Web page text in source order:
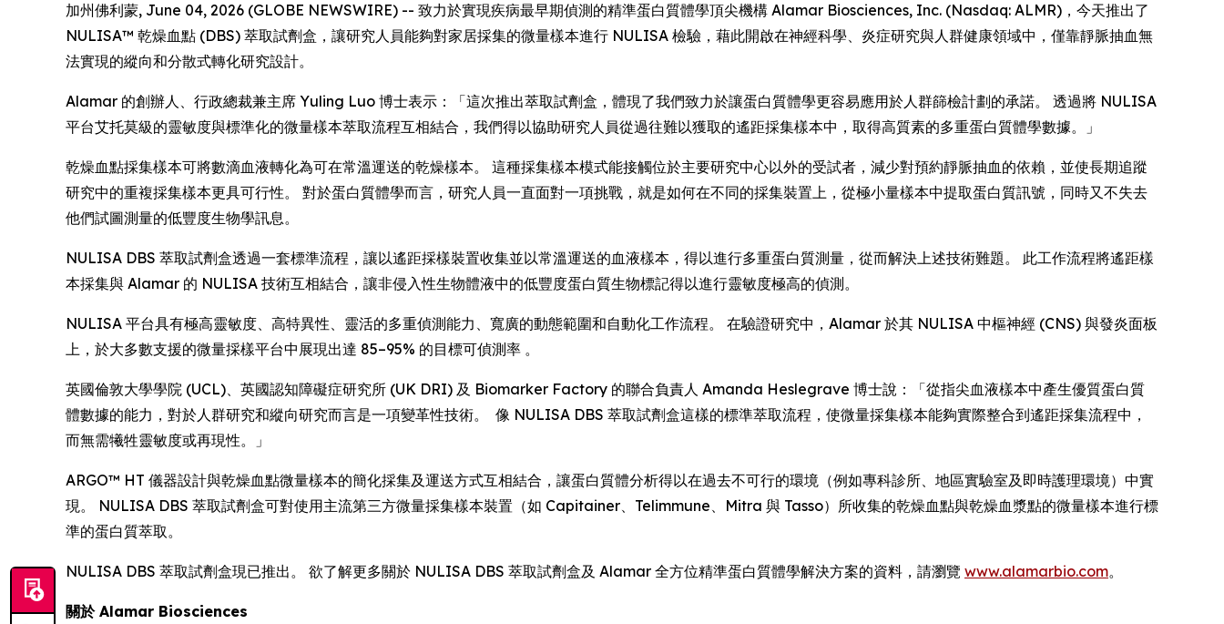
加州佛利蒙, June 04, 2026 (GLOBE NEWSWIRE) -- 致力於實現疾病最早期偵測的精準蛋白質體學頂尖機構 Alamar Biosciences, Inc. (Nasdaq: ALMR)，今天推出了
NULISA™ 乾燥血點 (DBS) 萃取試劑盒，讓研究人員能夠對家居採集的微量樣本進行 NULISA 檢驗，藉此開啟在神經科學、炎症研究與人群健康領域中，僅靠靜脈抽血無
法實現的縱向和分散式轉化研究設計。
Alamar 的創辦人、行政總裁兼主席 Yuling Luo 博士表示：「這次推出萃取試劑盒，體現了我們致力於讓蛋白質體學更容易應用於人群篩檢計劃的承諾。 透過將 NULISA
平台艾托莫級的靈敏度與標準化的微量樣本萃取流程互相結合，我們得以協助研究人員從過往難以獲取的遙距採集樣本中，取得高質素的多重蛋白質體學數據。」
乾燥血點採集樣本可將數滴血液轉化為可在常溫運送的乾燥樣本。 這種採集樣本模式能接觸位於主要研究中心以外的受試者，減少對預約靜脈抽血的依賴，並使長期追蹤
研究中的重複採集樣本更具可行性。 對於蛋白質體學而言，研究人員一直面對一項挑戰，就是如何在不同的採集裝置上，從極小量樣本中提取蛋白質訊號，同時又不失去
他們試圖測量的低豐度生物學訊息。
NULISA DBS 萃取試劑盒透過一套標準流程，讓以遙距採樣裝置收集並以常溫運送的血液樣本，得以進行多重蛋白質測量，從而解決上述技術難題。 此工作流程將遙距樣
本採集與 Alamar 的 NULISA 技術互相結合，讓非侵入性生物體液中的低豐度蛋白質生物標記得以進行靈敏度極高的偵測。
NULISA 平台具有極高靈敏度、高特異性、靈活的多重偵測能力、寬廣的動態範圍和自動化工作流程。 在驗證研究中，Alamar 於其 NULISA 中樞神經 (CNS) 與發炎面板
上，於大多數支援的微量採樣平台中展現出達 85–95% 的目標可偵測率 。
英國倫敦大學學院 (UCL)、英國認知障礙症研究所 (UK DRI) 及 Biomarker Factory 的聯合負責人 Amanda Heslegrave 博士說：「從指尖血液樣本中產生優質蛋白質
體數據的能力，對於人群研究和縱向研究而言是一項變革性技術。 像 NULISA DBS 萃取試劑盒這樣的標準萃取流程，使微量採集樣本能夠實際整合到遙距採集流程中，
而無需犧牲靈敏度或再現性。」
ARGO™ HT 儀器設計與乾燥血點微量樣本的簡化採集及運送方式互相結合，讓蛋白質體分析得以在過去不可行的環境（例如專科診所、地區實驗室及即時護理環境）中實
現。 NULISA DBS 萃取試劑盒可對使用主流第三方微量採集樣本裝置（如 Capitainer、Telimmune、Mitra 與 Tasso）所收集的乾燥血點與乾燥血漿點的微量樣本進行標
準的蛋白質萃取。
NULISA DBS 萃取試劑盒現已推出。 欲了解更多關於 NULISA DBS 萃取試劑盒及 Alamar 全方位精準蛋白質體學解決方案的資料，請瀏覽 www.alamarbio.com。
關於 Alamar Biosciences